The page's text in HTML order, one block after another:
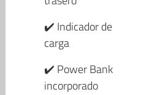
✔️ Indicador de
carga
✔️ Power Bank
incorporado